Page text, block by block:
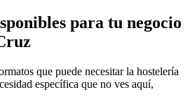
para tu negocio
que puede necesitar la hostelería
específica que no ves aquí,